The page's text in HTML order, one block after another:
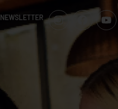
NEWSLETTER